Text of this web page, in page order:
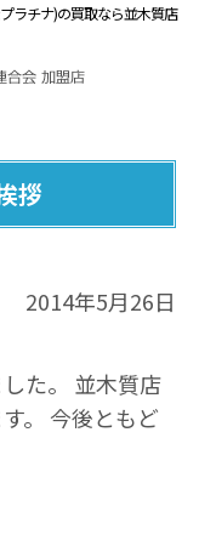
ラチナ)の買取なら並木質店
拶
2014年5月26日
た。 並木質店
。 今後ともど